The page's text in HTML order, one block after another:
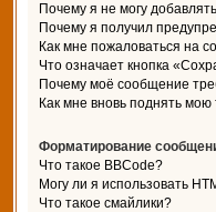
Почему я не могу
Почему я получил
Как мне пожаловаться на
Что означает кнопка
Почему моё сообщение
Как мне вновь поднять мою
Форматирование
Что такое BBCode?
Могу ли я использовать
Что такое смайлики?